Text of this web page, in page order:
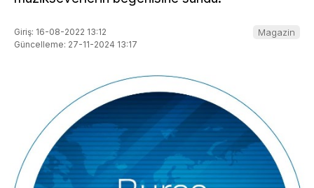
Giriş: 16-08-2022 13:12
Güncelleme: 27-11-2024 13:17
Magazin